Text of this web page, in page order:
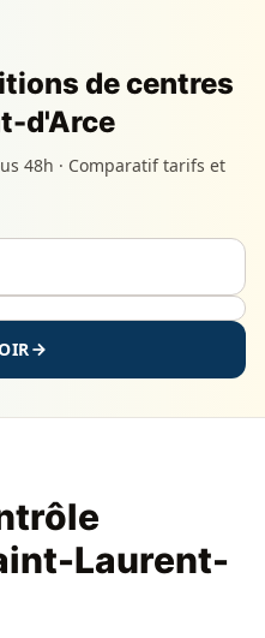
de centres
d'Arce
48h · Comparatif tarifs et
Laurent-